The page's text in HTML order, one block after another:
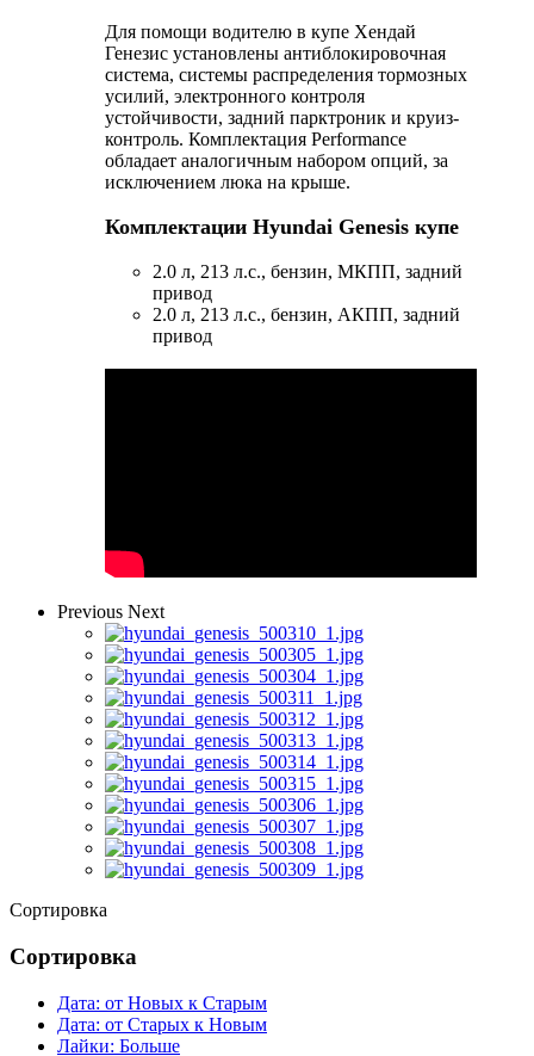
Для помощи водителю в купе Хендай
Генезис установлены антиблокировочная
система, системы распределения тормозных
усилий, электронного контроля
устойчивости, задний парктроник и круиз-
контроль. Комплектация Performance
обладает аналогичным набором опций, за
исключением люка на крыше.
Комплектации Hyundai Genesis купе
2.0 л, 213 л.с., бензин, МКПП, задний
привод
2.0 л, 213 л.с., бензин, АКПП, задний
привод
Previous Next
Сортировка
Сортировка
Дата: от Новых к Старым
Дата: от Старых к Новым
Лайки: Больше